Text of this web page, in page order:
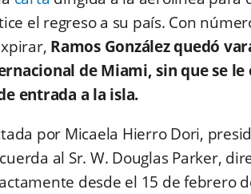
el regreso a su país. Con
Ramos González quedó
de Miami, sin que se
entrada a la isla.
por Micaela Hierro Dori,
al Sr. W. Douglas Parker,
desde el 15 de febrero